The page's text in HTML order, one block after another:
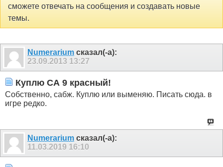
сможете отвечать на сообщения и создавать новые
темы.
Numerarium сказал(-а):
23.09.2013 13:27
Куплю СА 9 красный!
Собственно, сабж. Куплю или выменяю. Писать сюда. в
игре редко.
Numerarium сказал(-а):
11.03.2019 16:10